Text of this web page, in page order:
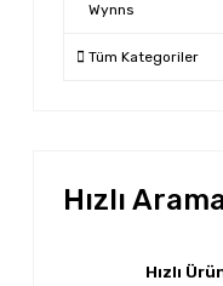
Wynns
Tüm Kategoriler
Hızlı
Hızlı